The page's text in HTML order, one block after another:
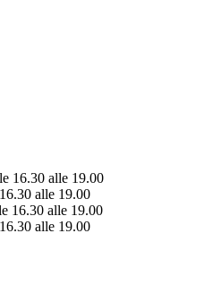
16.30 alle 19.00
alle 19.00
16.30 alle 19.00
alle 19.00